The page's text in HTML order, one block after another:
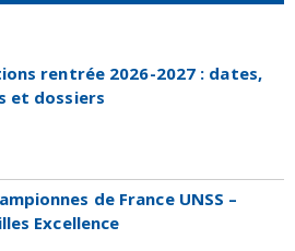
rentrée 2026-2027 : dates,
et dossiers
de France UNSS –
Excellence